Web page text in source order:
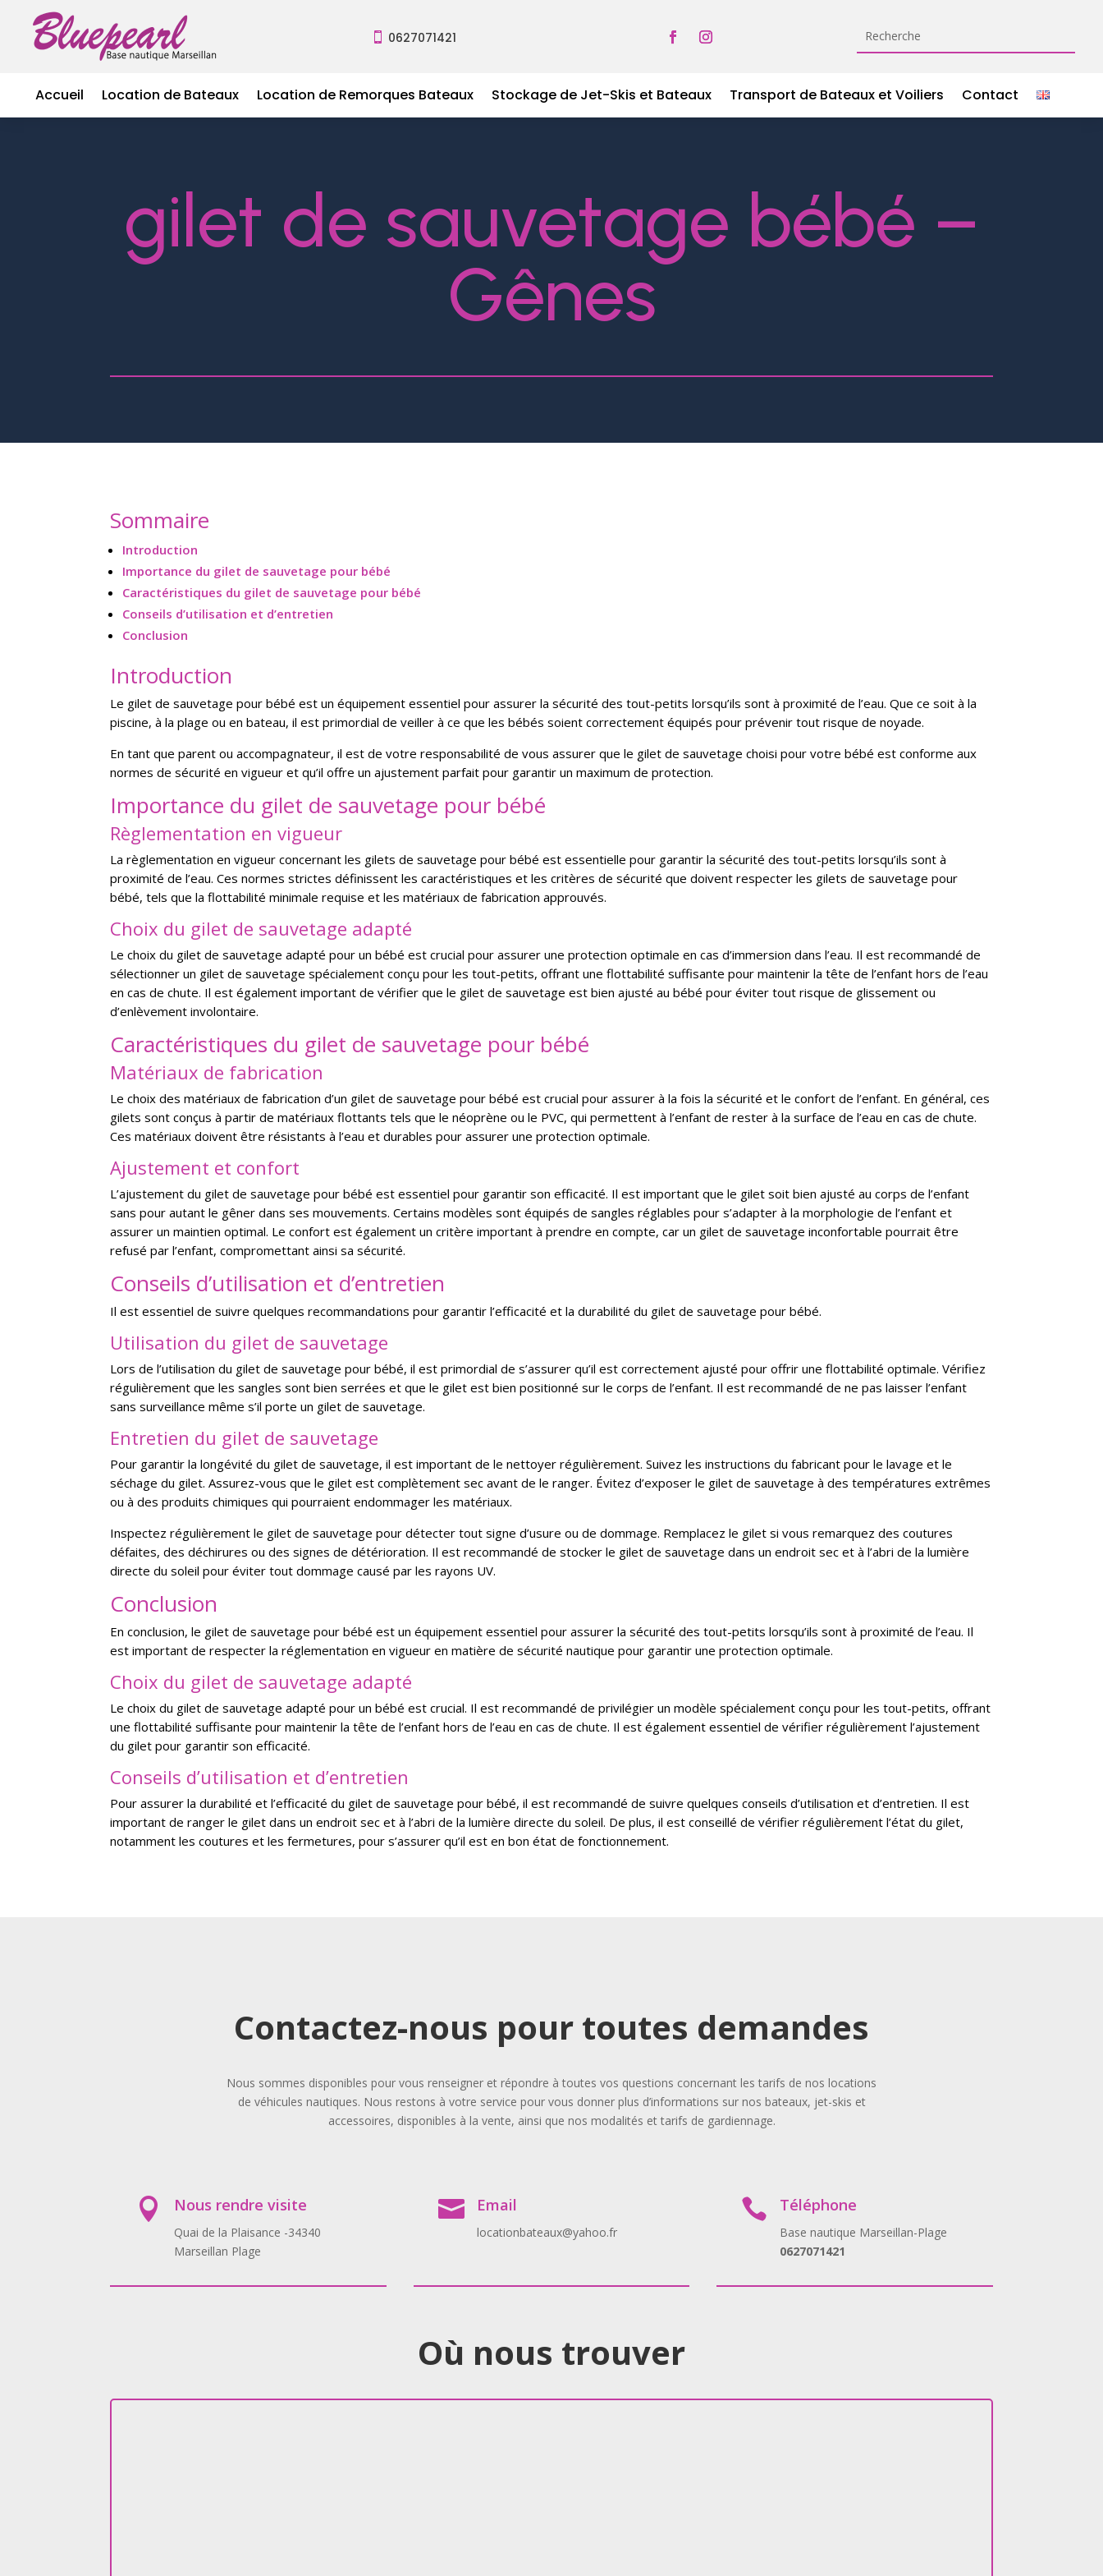
 0627071421
Accueil Location de Bateaux Location de Remorques Bateaux Stockage de Jet-Skis et Bateaux Transport de Bateaux et Voiliers Contact
gilet de sauvetage bébé –
Gênes
Sommaire
Introduction
Importance du gilet de sauvetage pour bébé
Caractéristiques du gilet de sauvetage pour bébé
Conseils d’utilisation et d’entretien
Conclusion
Introduction
Le gilet de sauvetage pour bébé est un équipement essentiel pour assurer la sécurité des tout-petits lorsqu’ils sont à proximité de l’eau. Que ce soit à la
piscine, à la plage ou en bateau, il est primordial de veiller à ce que les bébés soient correctement équipés pour prévenir tout risque de noyade.
En tant que parent ou accompagnateur, il est de votre responsabilité de vous assurer que le gilet de sauvetage choisi pour votre bébé est conforme aux
normes de sécurité en vigueur et qu’il offre un ajustement parfait pour garantir un maximum de protection.
Importance du gilet de sauvetage pour bébé
Règlementation en vigueur
La règlementation en vigueur concernant les gilets de sauvetage pour bébé est essentielle pour garantir la sécurité des tout-petits lorsqu’ils sont à
proximité de l’eau. Ces normes strictes définissent les caractéristiques et les critères de sécurité que doivent respecter les gilets de sauvetage pour
bébé, tels que la flottabilité minimale requise et les matériaux de fabrication approuvés.
Choix du gilet de sauvetage adapté
Le choix du gilet de sauvetage adapté pour un bébé est crucial pour assurer une protection optimale en cas d’immersion dans l’eau. Il est recommandé de
sélectionner un gilet de sauvetage spécialement conçu pour les tout-petits, offrant une flottabilité suffisante pour maintenir la tête de l’enfant hors de l’eau
en cas de chute. Il est également important de vérifier que le gilet de sauvetage est bien ajusté au bébé pour éviter tout risque de glissement ou
d’enlèvement involontaire.
Caractéristiques du gilet de sauvetage pour bébé
Matériaux de fabrication
Le choix des matériaux de fabrication d’un gilet de sauvetage pour bébé est crucial pour assurer à la fois la sécurité et le confort de l’enfant. En général, ces
gilets sont conçus à partir de matériaux flottants tels que le néoprène ou le PVC, qui permettent à l’enfant de rester à la surface de l’eau en cas de chute.
Ces matériaux doivent être résistants à l’eau et durables pour assurer une protection optimale.
Ajustement et confort
L’ajustement du gilet de sauvetage pour bébé est essentiel pour garantir son efficacité. Il est important que le gilet soit bien ajusté au corps de l’enfant
sans pour autant le gêner dans ses mouvements. Certains modèles sont équipés de sangles réglables pour s’adapter à la morphologie de l’enfant et
assurer un maintien optimal. Le confort est également un critère important à prendre en compte, car un gilet de sauvetage inconfortable pourrait être
refusé par l’enfant, compromettant ainsi sa sécurité.
Conseils d’utilisation et d’entretien
Il est essentiel de suivre quelques recommandations pour garantir l’efficacité et la durabilité du gilet de sauvetage pour bébé.
Utilisation du gilet de sauvetage
Lors de l’utilisation du gilet de sauvetage pour bébé, il est primordial de s’assurer qu’il est correctement ajusté pour offrir une flottabilité optimale. Vérifiez
régulièrement que les sangles sont bien serrées et que le gilet est bien positionné sur le corps de l’enfant. Il est recommandé de ne pas laisser l’enfant
sans surveillance même s’il porte un gilet de sauvetage.
Entretien du gilet de sauvetage
Pour garantir la longévité du gilet de sauvetage, il est important de le nettoyer régulièrement. Suivez les instructions du fabricant pour le lavage et le
séchage du gilet. Assurez-vous que le gilet est complètement sec avant de le ranger. Évitez d’exposer le gilet de sauvetage à des températures extrêmes
ou à des produits chimiques qui pourraient endommager les matériaux.
Inspectez régulièrement le gilet de sauvetage pour détecter tout signe d’usure ou de dommage. Remplacez le gilet si vous remarquez des coutures
défaites, des déchirures ou des signes de détérioration. Il est recommandé de stocker le gilet de sauvetage dans un endroit sec et à l’abri de la lumière
directe du soleil pour éviter tout dommage causé par les rayons UV.
Conclusion
En conclusion, le gilet de sauvetage pour bébé est un équipement essentiel pour assurer la sécurité des tout-petits lorsqu’ils sont à proximité de l’eau. Il
est important de respecter la réglementation en vigueur en matière de sécurité nautique pour garantir une protection optimale.
Choix du gilet de sauvetage adapté
Le choix du gilet de sauvetage adapté pour un bébé est crucial. Il est recommandé de privilégier un modèle spécialement conçu pour les tout-petits, offrant
une flottabilité suffisante pour maintenir la tête de l’enfant hors de l’eau en cas de chute. Il est également essentiel de vérifier régulièrement l’ajustement
du gilet pour garantir son efficacité.
Conseils d’utilisation et d’entretien
Pour assurer la durabilité et l’efficacité du gilet de sauvetage pour bébé, il est recommandé de suivre quelques conseils d’utilisation et d’entretien. Il est
important de ranger le gilet dans un endroit sec et à l’abri de la lumière directe du soleil. De plus, il est conseillé de vérifier régulièrement l’état du gilet,
notamment les coutures et les fermetures, pour s’assurer qu’il est en bon état de fonctionnement.
Contactez-nous pour toutes demandes
Nous sommes disponibles pour vous renseigner et répondre à toutes vos questions concernant les tarifs de nos locations
de véhicules nautiques. Nous restons à votre service pour vous donner plus d’informations sur nos bateaux, jet-skis et
accessoires, disponibles à la vente, ainsi que nos modalités et tarifs de gardiennage.
 Nous rendre visite
Quai de la Plaisance -34340
Marseillan Plage
 Email
locationbateaux@yahoo.fr
 Téléphone
Base nautique Marseillan-Plage
0627071421
Où nous trouver